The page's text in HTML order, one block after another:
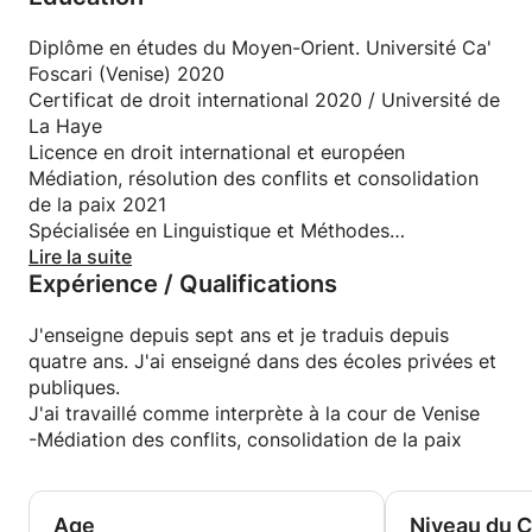
étrangère. Mes cours s'appuient sur une méthode
l'apprentissage.
Mes cours sont disponibles en italien, anglais,
espagnol, français, hébreu, néerlandais et arabe.
COURS COLLECTIFS possibles !
À bientôt! :-)
Je suis un enseignant professionnel avec 7 ans
d'expérience. J'ai travaillé sur la traduction
d'articles médicaux et juridiques, de panneaux du
musée du verre de Venise et j'ai travaillé comme
interprète judiciaire.
Je suivrai de près tout votre parcours
d'apprentissage pour tirer le meilleur parti de vos
compétences !
C'est parce que j'aime apprendre de nouvelles
je suis devenu polyglotte (8 langues - italien,
anglais, espagnol, français, japonais, arabe, hébreu,
néerlandais) et j'ai imaginé une méthode pour vous
enseigner la langue que vous souhaitez apprendre !
aidant à tirer le meilleur parti d'eux-mêmes et à
réussir dans la langue qu'ils voulaient apprendre. Je
Diplôme en études du Moyen-Orient. Université Ca'
Foscari (Venise) 2020
Certificat de droit international 2020 / Université de
La Haye
Licence en droit international et européen
Médiation, résolution des conflits et consolidation
de la paix 2021
Spécialisée en Linguistique et Méthodes
d'Apprentissage des Langues 2020
Lire la suite
Expérience / Qualifications
J'enseigne depuis sept ans et je traduis depuis
quatre ans. J'ai enseigné dans des écoles privées et
publiques.
J'ai travaillé comme interprète à la cour de Venise
-Médiation des conflits, consolidation de la paix
Age Niveau du